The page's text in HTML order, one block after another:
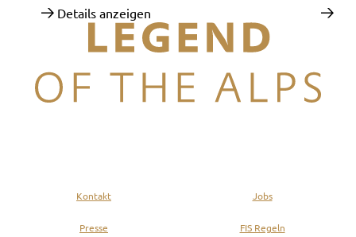
Details anzeigen
Kontakt Jobs
Presse FIS Regeln